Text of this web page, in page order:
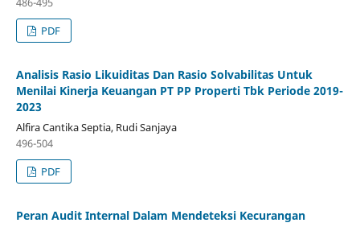
PDF
Analisis Rasio Likuiditas Dan Rasio Solvabilitas Untuk
Menilai Kinerja Keuangan PT PP Properti Tbk Periode 2019-
2023
Alfira Cantika Septia, Rudi Sanjaya
496-504
PDF
Peran Audit Internal Dalam Mendeteksi Kecurangan